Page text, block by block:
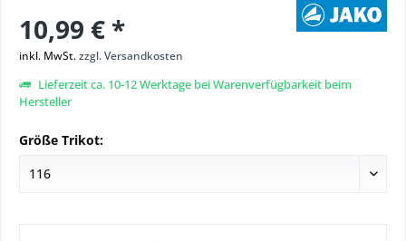
10,99 € *
inkl. MwSt.zzgl. Versandkosten
Lieferzeit ca. 10-12 Werktage bei Warenverfügbarkeit beim
Hersteller
Größe Trikot: